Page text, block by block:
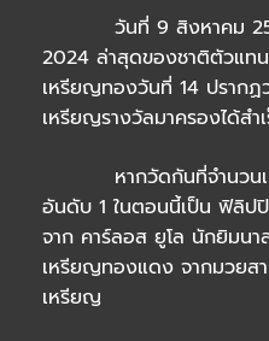
วันที่ 9 สิงหาคม
2024 ล่าสุดของชาติตัวแทน
เหรียญทองวันที่ 14 ปรากฏ
เหรียญรางวัลมาครองได้สำ
หากวัดกันที่จำนวนเห
อันดับ 1 ในตอนนี้เป็น ฟิลิป
จาก คาร์ลอส ยูโล นักยิมนา
เหรียญทองแดง จากมวยส
เหรียญ